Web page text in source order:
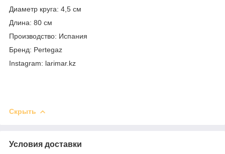
Диаметр круга: 4,5 см
Длина: 80 см
Производство: Испания
Бренд: Pertegaz
Instagram: larimar.kz
Скрыть
Условия доставки